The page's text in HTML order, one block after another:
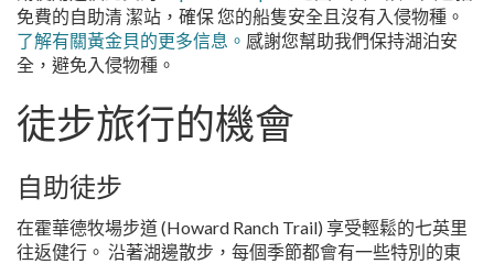
免費的自助清 潔站，確保 您的船隻安全且沒有入侵物種。
了解有關黃金貝的更多信息。 感謝您幫助我們保持湖泊安
全，避免入侵物種。
徒步旅行的機會
自助徒步
在霍華德牧場步道 (Howard Ranch Trail) 享受輕鬆的七英里
往返健行。 沿著湖邊散步，每個季節都會有一些特別的東